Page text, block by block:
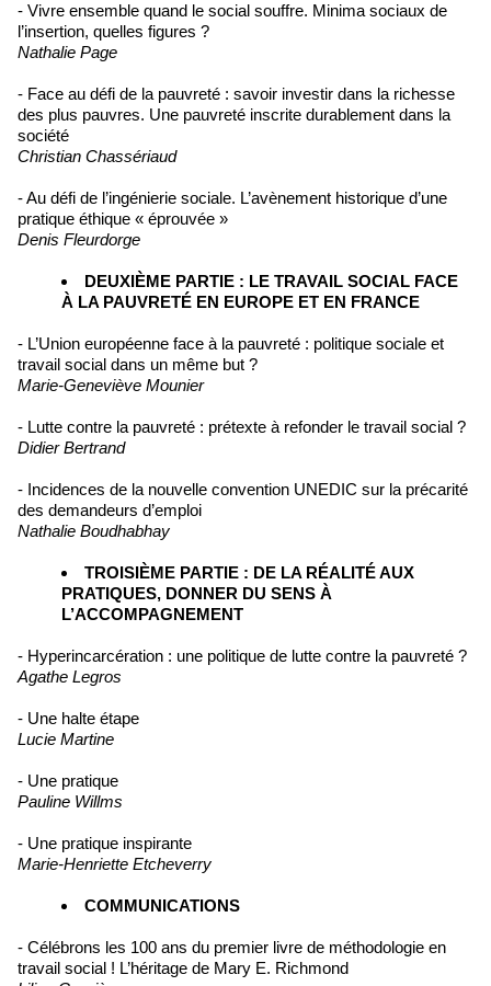
- Vivre ensemble quand le social souffre. Minima sociaux de
l’insertion, quelles figures ?
Nathalie Page
- Face au défi de la pauvreté : savoir investir dans la richesse
des plus pauvres. Une pauvreté inscrite durablement dans la
société
Christian Chassériaud
- Au défi de l’ingénierie sociale. L’avènement historique d’une
pratique éthique « éprouvée »
Denis Fleurdorge
DEUXIÈME PARTIE : LE TRAVAIL SOCIAL FACE
À LA PAUVRETÉ EN EUROPE ET EN FRANCE
- L’Union européenne face à la pauvreté : politique sociale et
travail social dans un même but ?
Marie-Geneviève Mounier
- Lutte contre la pauvreté : prétexte à refonder le travail social ?
Didier Bertrand
- Incidences de la nouvelle convention UNEDIC sur la précarité
des demandeurs d’emploi
Nathalie Boudhabhay
TROISIÈME PARTIE : DE LA RÉALITÉ AUX
PRATIQUES, DONNER DU SENS À
L’ACCOMPAGNEMENT
- Hyperincarcération : une politique de lutte contre la pauvreté ?
Agathe Legros
- Une halte étape
Lucie Martine
- Une pratique
Pauline Willms
- Une pratique inspirante
Marie-Henriette Etcheverry
COMMUNICATIONS
- Célébrons les 100 ans du premier livre de méthodologie en
travail social ! L’héritage de Mary E. Richmond